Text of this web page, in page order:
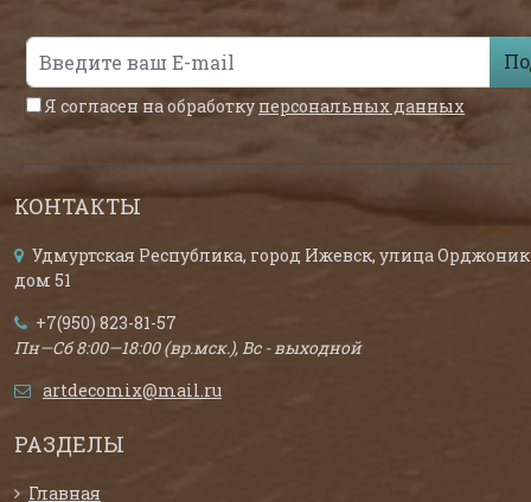
Я согласен на обработку персональных данных
КОНТАКТЫ
Удмуртская Республика, город Ижевск, улица
дом 51
+7(950) 823-81-57
Пн—Сб 8:00—18:00 (вр.мск.), Вс - выходной
artdecomix@mail.ru
РАЗДЕЛЫ
Главная